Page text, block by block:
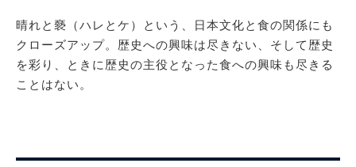
晴れと褻（ハレとケ）という、日本文化と食の関係にも
クローズアップ。歴史への興味は尽きない、そして歴史
を彩り、ときに歴史の主役となった食への興味も尽きる
ことはない。